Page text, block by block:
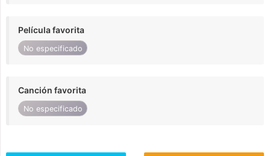
Película favorita
No especificado
Canción favorita
No especificado